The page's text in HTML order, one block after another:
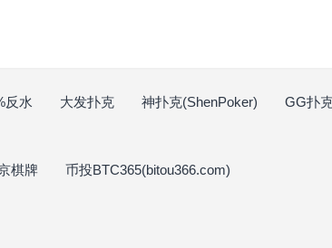
反水 大发扑克 神扑克(ShenPoker) GG扑
棋牌 币投BTC365(bitou366.com)